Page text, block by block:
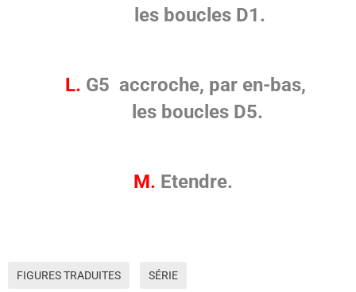
les boucles D1.
L. G5 accroche, par en-bas,
les boucles D5.
M. Etendre.
FIGURES TRADUITES SÉRIE